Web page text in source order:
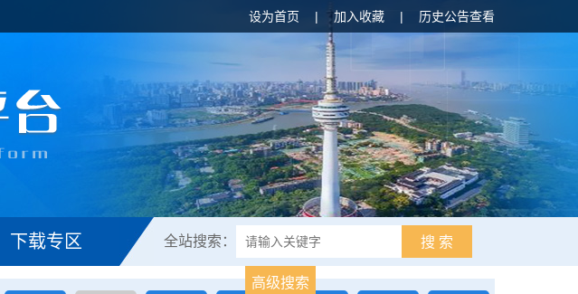
设为首页 | 加入收藏 | 历史公告查看
下载专区 全站搜索： 搜 索
高级搜索